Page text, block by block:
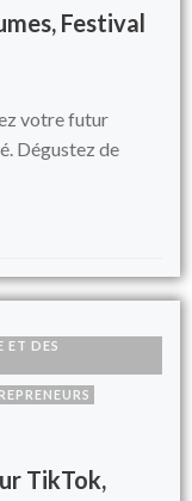
Festival
votre futur
Dégustez de
ET DES
TikTok,